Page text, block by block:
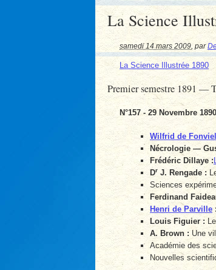
La Science
samedi 14 mars 2009 par
La Science Illustrée 1890
Premier semestre 1891 —
N°157 - 29 Novembre 1890
Wilfrid de
Nécrologie —
Frédéric Dillaye :
Dr J. Rengade :
Sciences
Ferdinand
Henri de Parville:
Louis Figuier :
A. Brown : Une
Académie des
Nouvelles